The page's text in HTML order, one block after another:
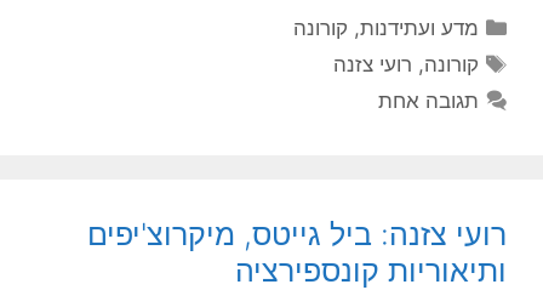
קטגוריות
מדע ועתידנות, קורונה
תגיות
קורונה, רועי צזנה
תגובה אחת
רועי צזנה: ביל גייטס, מיקרוצ'יפים
ותיאוריות קונספירציה